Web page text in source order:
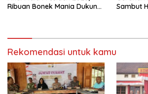
Ribuan Bonek Mania Dukung
Sambut
Rekomendasi untuk kamu